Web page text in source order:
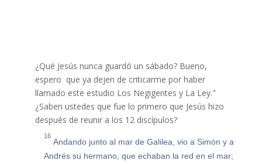
¿Qué Jesús nunca guardó un sábado? Bueno,
espero que ya dejen de criticarme por haber
llamado este estudio Los Negigentes y La Ley."
¿Saben ustedes que fue lo primero que Jesús hizo
después de reunir a los 12 discípulos?
16
Andando junto al mar de Galilea, vio a Simón y a
Andrés su hermano, que echaban la red en el mar;